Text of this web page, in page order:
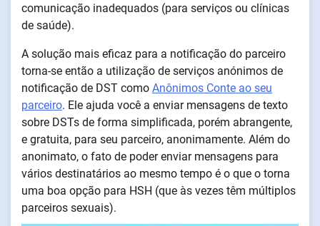
comunicação inadequados (para serviços ou clínicas
de saúde).
A solução mais eficaz para a notificação do parceiro
torna-se então a utilização de serviços anónimos de
notificação de DST como Anônimos Conte ao seu
parceiro. Ele ajuda você a enviar mensagens de texto
sobre DSTs de forma simplificada, porém abrangente,
e gratuita, para seu parceiro, anonimamente. Além do
anonimato, o fato de poder enviar mensagens para
vários destinatários ao mesmo tempo é o que o torna
uma boa opção para HSH (que às vezes têm múltiplos
parceiros sexuais).